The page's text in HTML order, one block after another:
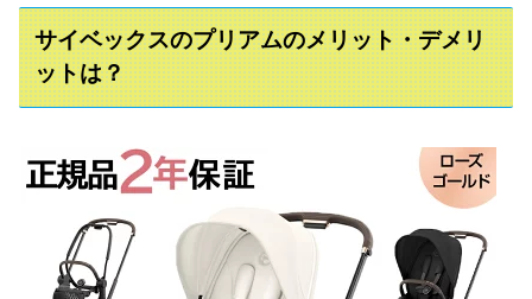
サイベックスのプリアムのメリット・デメリ
ットは？